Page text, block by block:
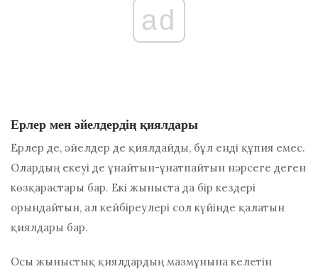
ad
Ерлер мен әйелдердің қиялдары
Ерлер де, әйелдер де қиялдайды, бұл енді құпия емес.
Олардың екеуі де ұнайтын-ұнатпайтын нәрсеге деген
көзқарастары бар. Екі жыныста да бір кездері
орындайтын, ал кейбіреулері сол күйінде қалатын
қиялдары бар.
Осы жыныстық қиялдардың мазмұнына келетін